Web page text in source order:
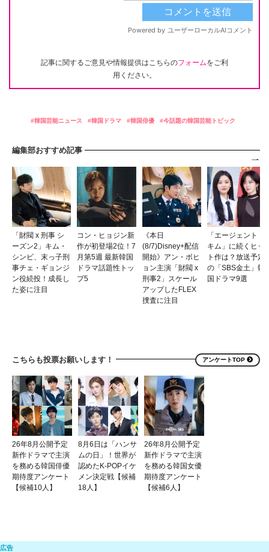
記事に関するご意見や情報提供はこちらのフォームをご利
用ください。
韓国芸能ニュース 韓国ドラマ 韓国俳優 今話題の韓国芸能トピック
編集部おすすめ記事
「財閥 x 刑事 シ
ーズン2」キム・
シンビ、末っ子刑
事チェ・ギョンジ
ン役続投！成長し
た姿に注目
コン・ヒョジン新
作が初登場2位！7
月第5週 最新韓国
ドラマ話題性トッ
プ5
《本日
(8/7)Disney+配信
開始》アン・ボヒ
ョン主演「財閥 x
刑事2」スケール
アップしたFLEX
捜査に注目
「エージェント・
キム」に続くヒッ
ト作は？放送予定
の「SBS金土」韓
国ドラマ9選
こちらも投票お願いします！ アンケートTOP
26年8月公開予定
新作ドラマで主演
を務める韓国俳優
期待度アンケート
【候補10人】
8月6日は「ハンサ
ムの日」！世界が
認めたK-POPイケ
メン決定戦【候補
18人】
26年8月公開予定
新作ドラマで主演
を務める韓国女優
期待度アンケート
【候補6人】